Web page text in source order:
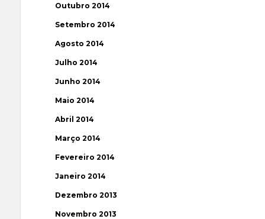
Outubro 2014
Setembro 2014
Agosto 2014
Julho 2014
Junho 2014
Maio 2014
Abril 2014
Março 2014
Fevereiro 2014
Janeiro 2014
Dezembro 2013
Novembro 2013